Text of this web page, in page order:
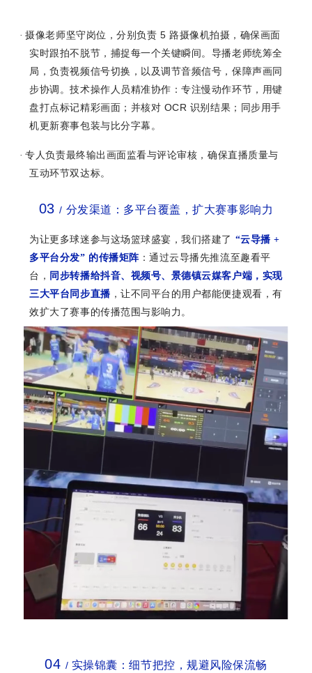
· 摄像老师坚守岗位，分别负责 5 路摄像机拍摄，确保画面
实时跟拍不脱节，捕捉每一个关键瞬间。导播老师统筹全
局，负责视频信号切换，以及调节音频信号，保障声画同
步协调。技术操作人员精准协作：专注慢动作环节，用键
盘打点标记精彩画面；并核对 OCR 识别结果；同步用手
机更新赛事包装与比分字幕。
· 专人负责最终输出画面监看与评论审核，确保直播质量与
互动环节双达标。
03/ 分发渠道：多平台覆盖，扩大赛事影响力
为让更多球迷参与这场篮球盛宴，我们搭建了 “云导播 +
多平台分发” 的传播矩阵 ：通过云导播先推流至趣看平
台， 同步转播给抖音、视频号、景德镇云媒客户端，实现
三大平台同步直播 ，让不同平台的用户都能便捷观看，有
效扩大了赛事的传播范围与影响力。
04 / 实操锦囊：细节把控，规避风险保流畅